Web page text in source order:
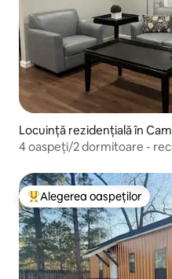
Locuință rezidențială în
4 oaspeți/2 dormitoare -
Locuință din topul
Alegerea oaspeților